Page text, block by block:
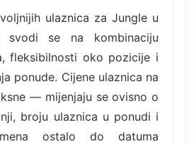
ulaznica za Jungle u
svodi se na kombinaciju
fleksibilnosti oko pozicije i
ponude. Cijene ulaznica na
— mijenjaju se ovisno o
broju ulaznica u ponudi i
ostalo do datuma